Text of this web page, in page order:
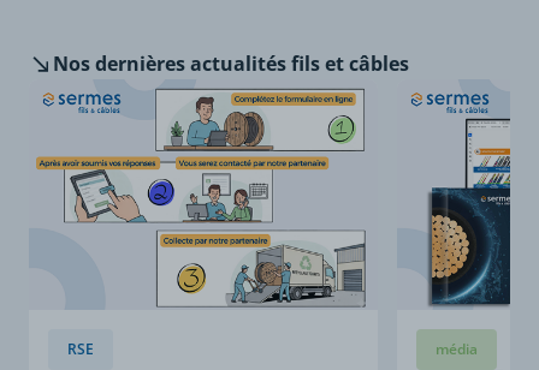
Nos dernièresactualités fils et câbles
RSE
média